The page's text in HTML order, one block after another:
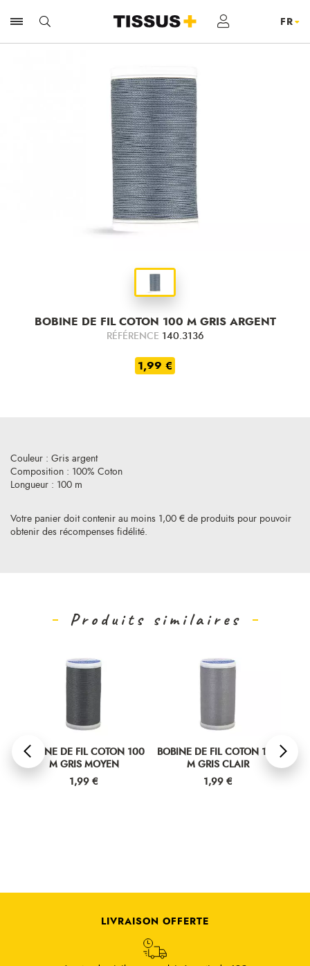
BOBINE DE FIL COTON 100 M GRIS ARGENT
RÉFÉRENCE 140.3136
1,99 €
Votre panier doit contenir au moins 1,00 € de produits pour pouvoir
obtenir des récompenses fidélité.
Couleur : Gris argent
Composition : 100% Coton
Longueur : 100 m
Produits similaires
BOBINE DE FIL COTON 100
M GRIS MOYEN
Prix
1,99 €
BOBINE DE FIL COTON 100
M GRIS CLAIR
Prix
1,99 €
LIVRAISON OFFERTE